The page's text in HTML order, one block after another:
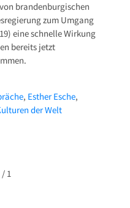
brandenburgischen
zum Umgang
eine schnelle Wirkung
bereits jetzt
, Esther Esche,
der Welt
1